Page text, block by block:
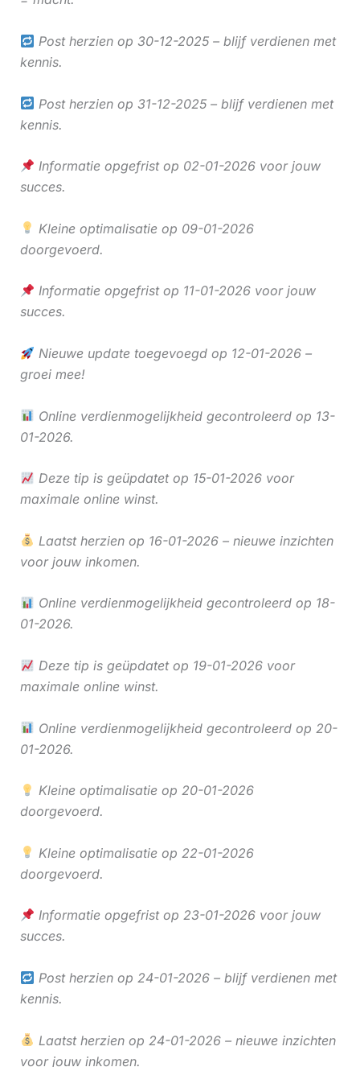
Post herzien op 30-12-2025 – blijf verdienen met
kennis.
Post herzien op 31-12-2025 – blijf verdienen met
kennis.
Informatie opgefrist op 02-01-2026 voor jouw
succes.
Kleine optimalisatie op 09-01-2026
doorgevoerd.
Informatie opgefrist op 11-01-2026 voor jouw
succes.
Nieuwe update toegevoegd op 12-01-2026 –
groei mee!
Online verdienmogelijkheid gecontroleerd op 13-
01-2026.
Deze tip is geüpdatet op 15-01-2026 voor
maximale online winst.
Laatst herzien op 16-01-2026 – nieuwe inzichten
voor jouw inkomen.
Online verdienmogelijkheid gecontroleerd op 18-
01-2026.
Deze tip is geüpdatet op 19-01-2026 voor
maximale online winst.
Online verdienmogelijkheid gecontroleerd op 20-
01-2026.
Kleine optimalisatie op 20-01-2026
doorgevoerd.
Kleine optimalisatie op 22-01-2026
doorgevoerd.
Informatie opgefrist op 23-01-2026 voor jouw
succes.
Post herzien op 24-01-2026 – blijf verdienen met
kennis.
Laatst herzien op 24-01-2026 – nieuwe inzichten
voor jouw inkomen.